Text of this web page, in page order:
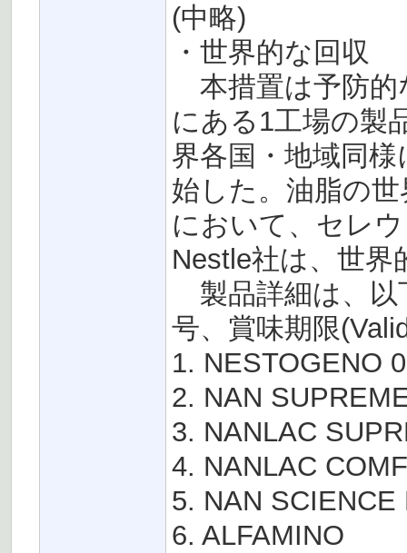
(中略)
・世界的な回収
本措置は予防的
にある1工場の製
界各国・地域同
始した。油脂の
において、セレ
Nestle社は、世界
製品詳細は、以
号、賞味期限
1. NESTOGENO
2. NAN
3. NANLAC
4. NANLAC
5. NAN
6. ALFAMINO